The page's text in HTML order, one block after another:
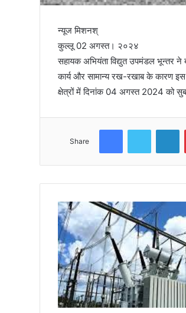
न्यूज मिशनश्
कुल्लू 02 अगस्त। २०२४
सहायक अभियंता विद्युत उपमंडल भून्तर
कार्य और सामान्य रख-रखाब के कारण
क्षेत्रों में दिनांक 04 अगस्त 2024 को
Share